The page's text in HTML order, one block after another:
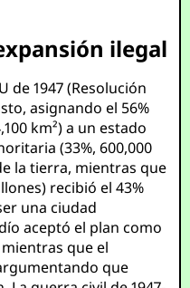
ilegal
de 1947 (Resolución
asignando el 56%
km²) a un estado
(33%, 600,000
la tierra, mientras que
recibió el 43%
una ciudad
aceptó el plan como
que el
que